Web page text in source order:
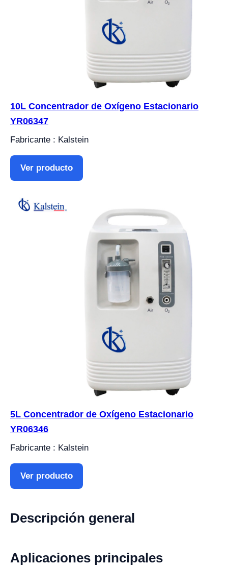
10L Concentrador de Oxígeno Estacionario
YR06347
Fabricante : Kalstein
Ver producto
5L Concentrador de Oxígeno Estacionario
YR06346
Fabricante : Kalstein
Ver producto
Descripción general
Aplicaciones principales